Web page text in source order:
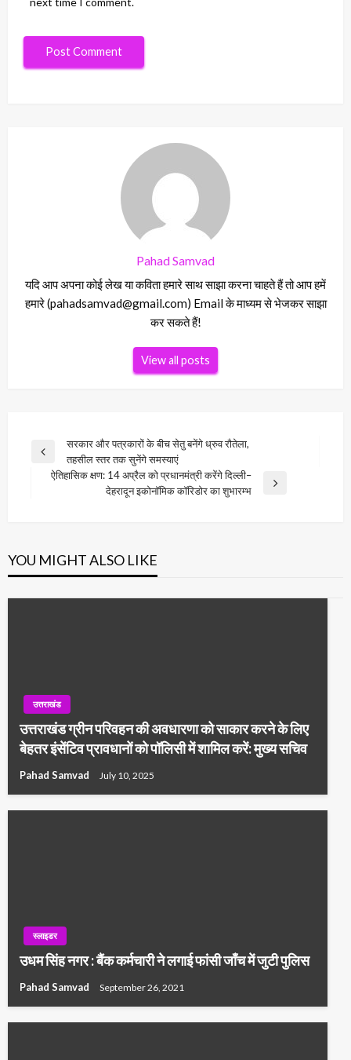
Pahad Samvad
यदि आप अपना कोई लेख या कविता हमारे साथ साझा करना चाहते हैं तो आप हमें
हमारे (pahadsamvad@gmail.com) Email के माध्यम से भेजकर साझा
कर सकते हैं!
View all posts
Post
navigation
Previous
Post
सरकार और पत्रकारों के बीच सेतु बनेंगे ध्रुव रौतेला,
तहसील स्तर तक सुनेंगे समस्याएं
ऐतिहासिक क्षण: 14 अप्रैल को प्रधानमंत्री करेंगे दिल्ली–
देहरादून इकोनॉमिक कॉरिडोर का शुभारम्भ
YOU MIGHT ALSO LIKE
उत्तराखंड
उत्तराखंड ग्रीन परिवहन की अवधारणा को साकार करने के लिए
बेहतर इंसेंटिव प्रावधानों को पॉलिसी में शामिल करें: मुख्य सचिव
Pahad Samvad July 10, 2025
स्लाइडर
उधम सिंह नगर : बैंक कर्मचारी ने लगाई फांसी जाँच में जुटी पुलिस
Pahad Samvad September 26, 2021